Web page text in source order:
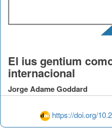
https://doi.org/
El ius gentium
internacional
Jorge Adame Goddard